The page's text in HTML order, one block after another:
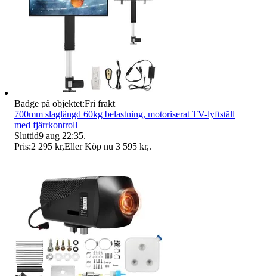
Badge på objektet:Fri frakt
700mm slaglängd 60kg belastning, motoriserat TV-lyftställ
med fjärrkontroll
Sluttid9 aug 22:35.
Pris:2 295 kr,Eller Köp nu 3 595 kr,.